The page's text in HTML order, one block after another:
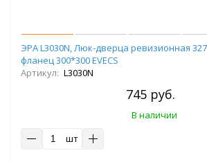
ЭРА L3030N, Люк-дверца ревизионная
фланец 300*300 EVECS
Артикул: L3030N
745 руб.
В наличии
шт